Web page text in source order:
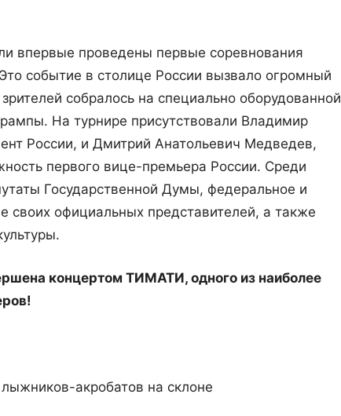
впервые проведены первые соревнования
событие в столице России вызвало огромный
собралось на специально оборудованной
На турнире присутствовали Владимир
России, и Дмитрий Анатольевич Медведев,
первого вице-премьера России. Среди
Государственной Думы, федеральное и
своих официальных представителей, а также
концертом ТИМАТИ, одного из наиболее
акробатов на склоне